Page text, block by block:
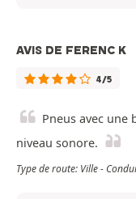
AVIS DE FERENC K
4/5
Pneus avec
niveau sonore.
Type de route: Ville -